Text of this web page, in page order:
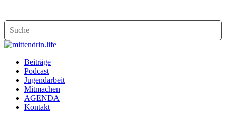
Beiträge
Podcast
Jugendarbeit
Mitmachen
AGENDA
Kontakt